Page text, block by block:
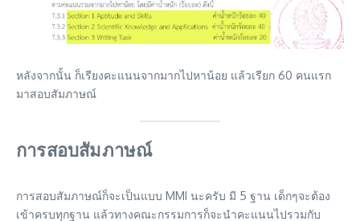
หลังจากนั้น ก็เรียงคะแนนจากมากไปหาน้อย แล้วเรียก 60 คนแรก
มาสอบสัมภาษณ์
การสอบสัมภาษณ์
การสอบสัมภาษณ์ก็จะเป็นแบบ MMI นะครับ มี 5 ฐาน เด็กๆจะต้อง
เข้าครบทุกฐาน แล้วทางคณะกรรมการก็จะนำคะแนนไปรวมกับ